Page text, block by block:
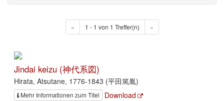
« 1 - 1 von 1 Treffer(n) »
Jindai keizu (神代系図)
Hirata, Atsutane, 1776-1843 (平田篤胤)
Mehr Informationen zum Titel Download